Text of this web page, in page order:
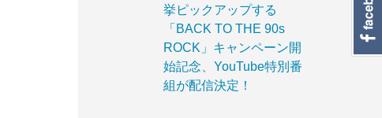
挙ピックアップする
「BACK TO THE 90s
ROCK」キャンペーン開
始記念、YouTube特別番
組が配信決定！